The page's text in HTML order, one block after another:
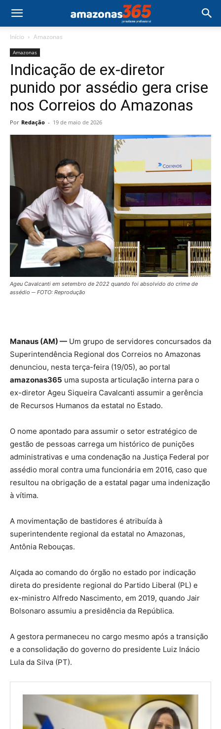
Início Amazonas
Amazonas
Indicação de ex-diretor
punido por assédio gera crise
nos Correios do Amazonas
Por Redação - 19 de maio de 2026
Ageu Cavalcanti em setembro de 2022 quando foi absolvido do crime de
assédio ─ FOTO: Reprodução
Manaus (AM) — Um grupo de servidores concursados da
Superintendência Regional dos Correios no Amazonas
denunciou, nesta terça-feira (19/05), ao portal
amazonas365 uma suposta articulação interna para o
ex-diretor Ageu Siqueira Cavalcanti assumir a gerência
de Recursos Humanos da estatal no Estado.
O nome apontado para assumir o setor estratégico de
gestão de pessoas carrega um histórico de punições
administrativas e uma condenação na Justiça Federal por
assédio moral contra uma funcionária em 2016, caso que
resultou na obrigação de a estatal pagar uma indenização
à vítima.
A movimentação de bastidores é atribuída à
superintendente regional da estatal no Amazonas,
Antônia Rebouças.
Alçada ao comando do órgão no estado por indicação
direta do presidente regional do Partido Liberal (PL) e
ex-ministro Alfredo Nascimento, em 2019, quando Jair
Bolsonaro assumiu a presidência da República.
A gestora permaneceu no cargo mesmo após a transição
e a consolidação do governo do presidente Luiz Inácio
Lula da Silva (PT).